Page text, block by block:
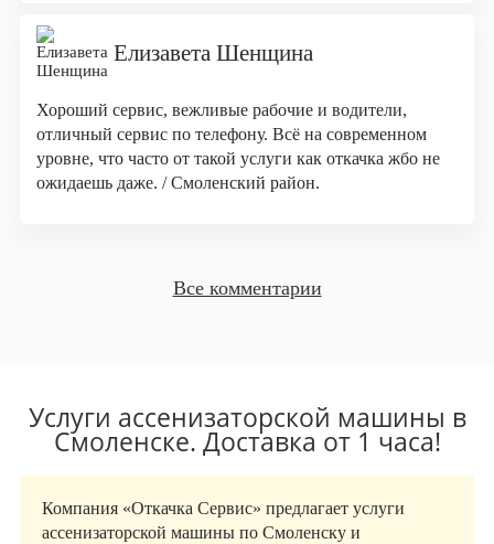
Елизавета Шенщина
Хороший сервис, вежливые рабочие и водители,
отличный сервис по телефону. Всё на современном
уровне, что часто от такой услуги как откачка жбо не
ожидаешь даже. / Смоленский район.
Все комментарии
Услуги ассенизаторской машины в
Смоленске. Доставка от 1 часа!
Компания «Откачка Сервис» предлагает услуги
ассенизаторской машины по Смоленску и